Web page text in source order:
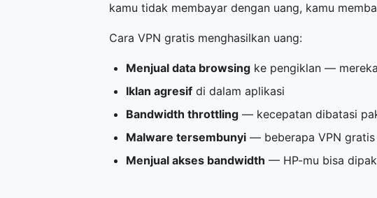
kamu tidak membayar dengan uang, kamu
Cara VPN gratis menghasilkan uang:
Menjual data browsing ke pengiklan —
Iklan agresif di dalam aplikasi
Bandwidth throttling — kecepatan dibatasi
Malware tersembunyi — beberapa VPN
Menjual akses bandwidth — HP-mu bisa